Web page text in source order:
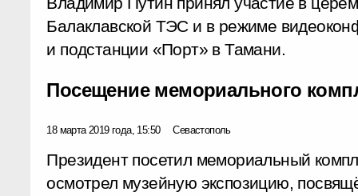
Балаклавской ТЭС и в режиме
и подстанции «Порт» в Тамани.
Посещение мемориального
18 марта 2019 года, 15:50 Севастополь
Президент посетил мемориальный
осмотрел музейную экспозицию,